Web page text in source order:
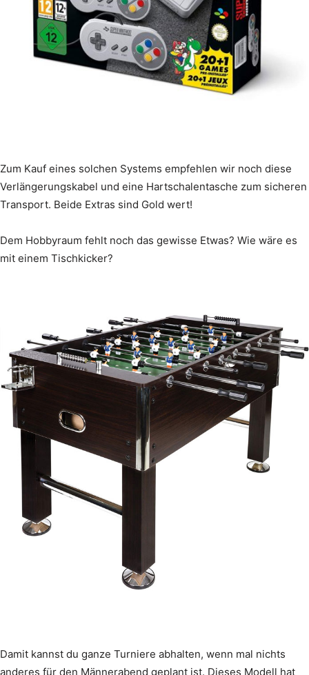
Zum Kauf eines solchen Systems empfehlen wir noch diese
Verlängerungskabel und eine Hartschalentasche zum sicheren
Transport. Beide Extras sind Gold wert!
Dem Hobbyraum fehlt noch das gewisse Etwas? Wie wäre es
mit einem Tischkicker?
Damit kannst du ganze Turniere abhalten, wenn mal nichts
anderes für den Männerabend geplant ist. Dieses Modell hat